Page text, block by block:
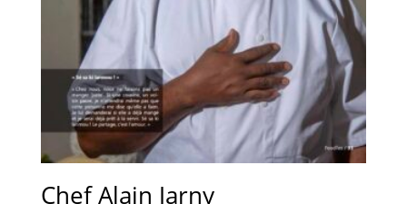
Chef Alain Jarny